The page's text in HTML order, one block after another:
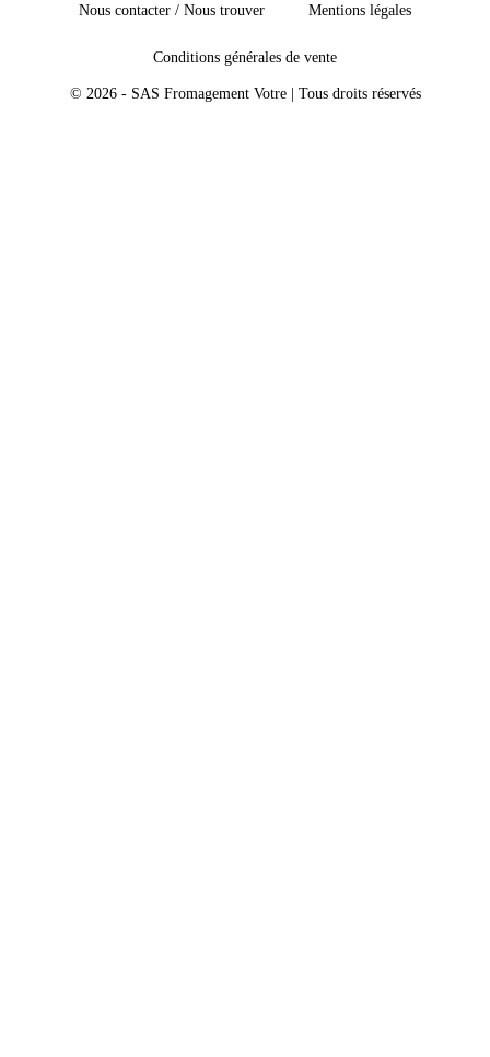
Nous contacter / Nous trouver Mentions légales
Conditions générales de vente
© 2026 - SAS Fromagement Votre | Tous droits réservés